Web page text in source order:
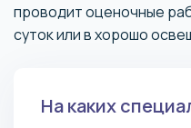
проводит оценочные
суток или в хорошо
На каких